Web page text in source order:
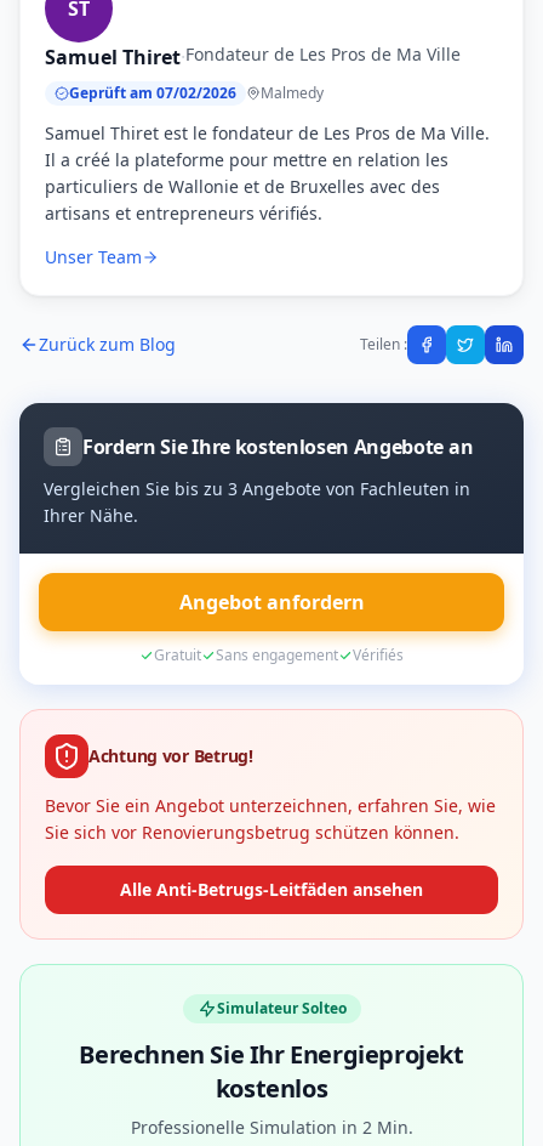
ST
Samuel Thiret·Fondateur de Les Pros de Ma Ville
Geprüft am 07/02/2026 Malmedy
Samuel Thiret est le fondateur de Les Pros de Ma Ville.
Il a créé la plateforme pour mettre en relation les
particuliers de Wallonie et de Bruxelles avec des
artisans et entrepreneurs vérifiés.
Unser Team
Zurück zum Blog Teilen :
Fordern Sie Ihre kostenlosen Angebote an
Vergleichen Sie bis zu 3 Angebote von Fachleuten in
Ihrer Nähe.
Angebot anfordern
Gratuit Sans engagement Vérifiés
Achtung vor Betrug!
Bevor Sie ein Angebot unterzeichnen, erfahren Sie, wie
Sie sich vor Renovierungsbetrug schützen können.
Alle Anti-Betrugs-Leitfäden ansehen
Simulateur Solteo
Berechnen Sie Ihr Energieprojekt
kostenlos
Professionelle Simulation in 2 Min.